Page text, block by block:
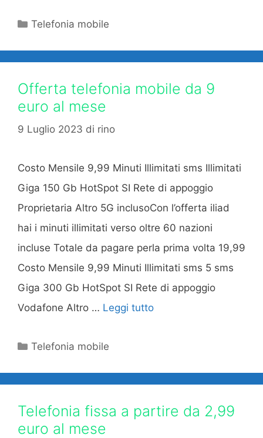
Categorie
Telefonia mobile
Offerta telefonia mobile da 9
euro al mese
9 Luglio 2023 di rino
Costo Mensile 9,99 Minuti Illimitati sms Illimitati
Giga 150 Gb HotSpot SI Rete di appoggio
Proprietaria Altro 5G inclusoCon l’offerta iliad
hai i minuti illimitati verso oltre 60 nazioni
incluse Totale da pagare perla prima volta 19,99
Costo Mensile 9,99 Minuti Illimitati sms 5 sms
Giga 300 Gb HotSpot SI Rete di appoggio
Vodafone Altro … Leggi tutto
Categorie
Telefonia mobile
Telefonia fissa a partire da 2,99
euro al mese